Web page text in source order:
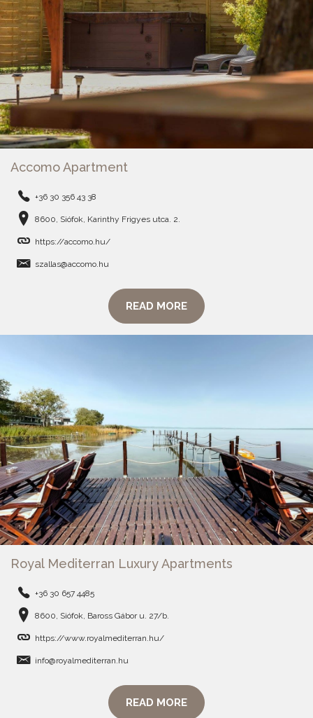
Accomo Apartment
+36 30 356 43 38
8600, Siófok, Karinthy Frigyes utca. 2.
https://accomo.hu/
szallas@accomo.hu
READ MORE
Royal Mediterran Luxury Apartments
+36 30 657 4485
8600, Siófok, Baross Gábor u. 27/b.
https://www.royalmediterran.hu/
info@royalmediterran.hu
READ MORE